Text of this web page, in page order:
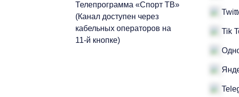
Телепрограмма «Спорт ТВ»
(Канал доступен через
кабельных операторов на
11-й кнопке)
Tik